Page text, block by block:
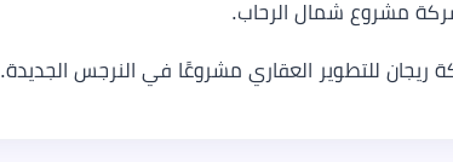
مشروع شمال الرحاب.
ريجان للتطوير العقاري مشروعًا في النرجس الجديدة.